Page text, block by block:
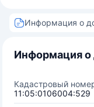
Информация о
Информация о
Кадастровый
11:05:0106004:529